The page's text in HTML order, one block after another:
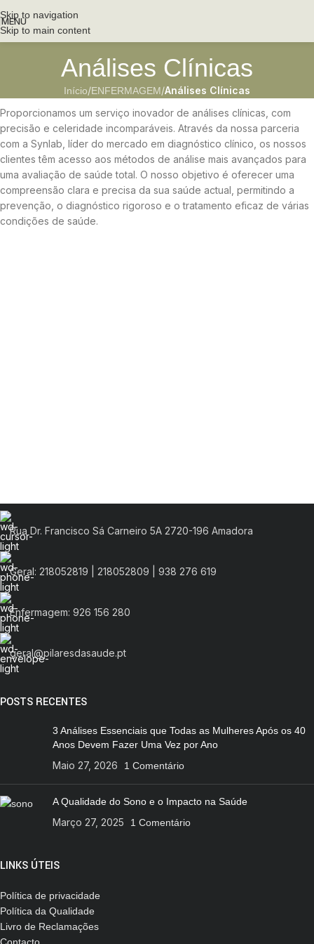
Skip to navigation
Skip to main content
MENU
Análises Clínicas
Início/ENFERMAGEM/Análises Clínicas
Proporcionamos um serviço inovador de análises clínicas, com
precisão e celeridade incomparáveis. Através da nossa parceria
com a Synlab, líder do mercado em diagnóstico clínico, os nossos
clientes têm acesso aos métodos de análise mais avançados para
uma avaliação de saúde total. O nosso objetivo é oferecer uma
compreensão clara e precisa da sua saúde actual, permitindo a
prevenção, o diagnóstico rigoroso e o tratamento eficaz de várias
condições de saúde.
Rua Dr. Francisco Sá Carneiro 5A 2720-196 Amadora
Geral: 218052819 | 218052809 | 938 276 619
Enfermagem: 926 156 280
geral@pilaresdasaude.pt
POSTS RECENTES
3 Análises Essenciais que Todas as Mulheres Após os 40
Anos Devem Fazer Uma Vez por Ano
Maio 27, 2026 1 Comentário
A Qualidade do Sono e o Impacto na Saúde
Março 27, 2025 1 Comentário
LINKS ÚTEIS
Política de privacidade
Política da Qualidade
Livro de Reclamações